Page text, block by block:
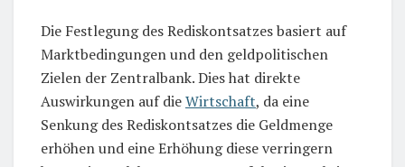
Die Festlegung des Rediskontsatzes basiert auf
Marktbedingungen und den geldpolitischen
Zielen der Zentralbank. Dies hat direkte
Auswirkungen auf dieWirtschaft, da eine
Senkung des Rediskontsatzes die Geldmenge
erhöhen und eine Erhöhung diese verringern